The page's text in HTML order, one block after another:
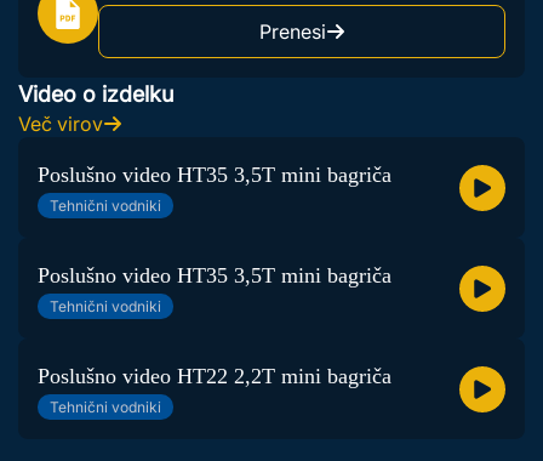
Prenesi
Video o izdelku
Več virov
Poslušno video HT35 3,5T mini bagriča
Tehnični vodniki
Poslušno video HT35 3,5T mini bagriča
Tehnični vodniki
Poslušno video HT22 2,2T mini bagriča
Tehnični vodniki